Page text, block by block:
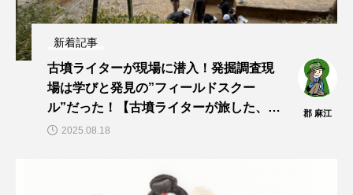
新着記事
古墳ライターが現場に潜入！発掘調査現
場は学びと発見の”フィールドスクー
ル”だった！【古墳ライターが旅した、見
た、聞いた！vol.13】
郡 麻江
2025.08.18